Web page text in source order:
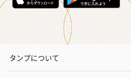
タンプについて